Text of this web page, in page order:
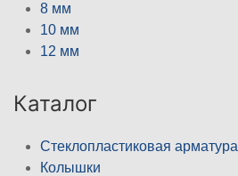
8 мм
10 мм
12 мм
Каталог
Стеклопластиковая арматура
Колышки